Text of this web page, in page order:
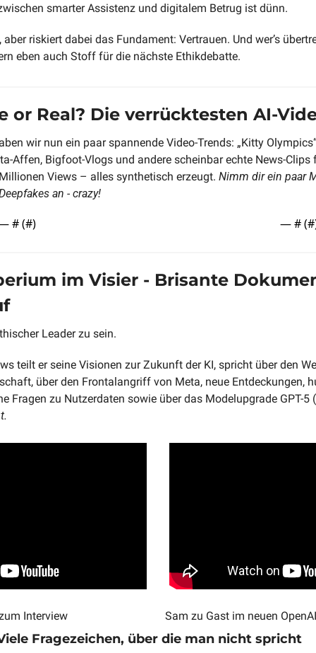
smarter Assistenz und digitalem Betrug ist dünn.
riskiert dabei das Fundament: Vertrauen. Und wer’s
eben auch Stoff für die nächste Ethikdebatte.
or Real? Die verrücktesten AI-
wir nun ein paar spannende Video-Trends: „Kitty
Affen, Bigfoot-Vlogs und andere scheinbar echte News-Clips
Views – alles synthetisch erzeugt. Nimm dir ein paar
an - crazy!
# (#) — # (#
im Visier - Brisante
Leader zu sein.
teilt er seine Visionen zur Zukunft der KI, spricht über den
über den Frontalangriff von Meta, neue Entdeckungen,
Fragen zu Nutzerdaten sowie über das Modelupgrade GPT-5
Interview Sam zu Gast im neuen
Fragezeichen, über die man nicht spricht